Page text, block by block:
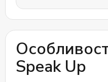
Speak Up